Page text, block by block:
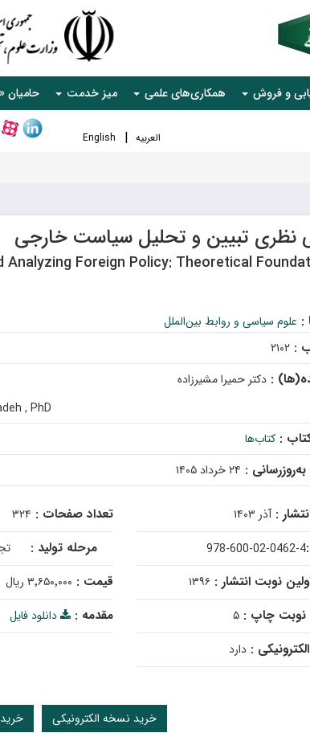
و فروش همکاری‌های علمی میز خدمت
العربیه English
نظری تبیین و تحلیل سیاست خارجی
Analyzing Foreign Policy: Theoretical
: علوم سیاسی و روابط بین‌الملل
:۲۱۰۲
:دکتر حمیرا مشیرزاده
, PhD
:کتاب‌ها
: ۲۴ خرداد ۱۴۰۵
:آذر ۱۴۰۳
978-600-02-0462-4
نوبت انتشار :۱۳۹۶
نوبت چاپ :۵
:دارد
تعداد صفحات : ۳۲۴
مرحله تولید :
قیمت : ۳٬۶۵۰٬۰۰۰ ریال
مقدمه : دانلود فایل
خرید نسخه الکترونیکی